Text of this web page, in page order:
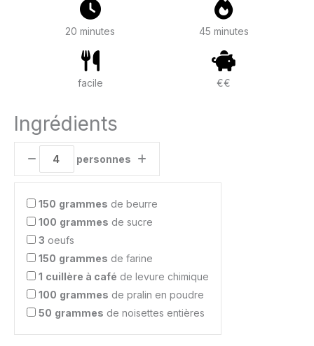
20 minutes 45 minutes
facile €€
Ingrédients
personnes
150 grammes de beurre
100 grammes de sucre
3 oeufs
150 grammes de farine
1 cuillère à café de levure chimique
100 grammes de pralin en poudre
50 grammes de noisettes entières